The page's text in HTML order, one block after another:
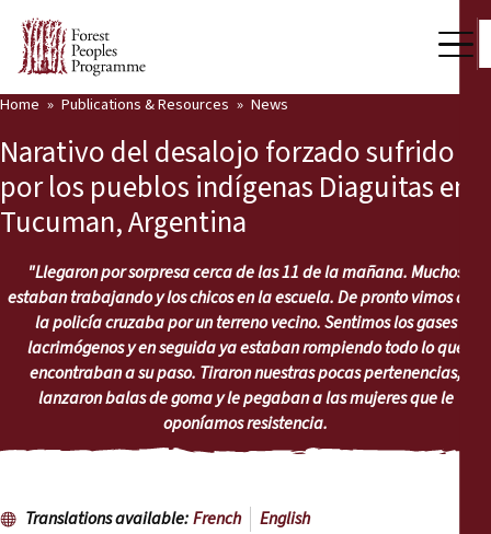
Who we are
Our Work
Community Voices
Partners & Countries
Latest News
Publications & Resources
Back
Publications & Resources
Home Publications & Resources News
Narativo del desalojo forzado sufrido
por los pueblos indígenas Diaguitas en
Tucuman, Argentina
"Llegaron por sorpresa cerca de las 11 de la mañana. Muchos
estaban trabajando y los chicos en la escuela. De pronto vimos que
la policía cruzaba por un terreno vecino. Sentimos los gases
lacrimógenos y en seguida ya estaban rompiendo todo lo que
encontraban a su paso. Tiraron nuestras pocas pertenencias,
lanzaron balas de goma y le pegaban a las mujeres que le
oponíamos resistencia.
Translations available:French English